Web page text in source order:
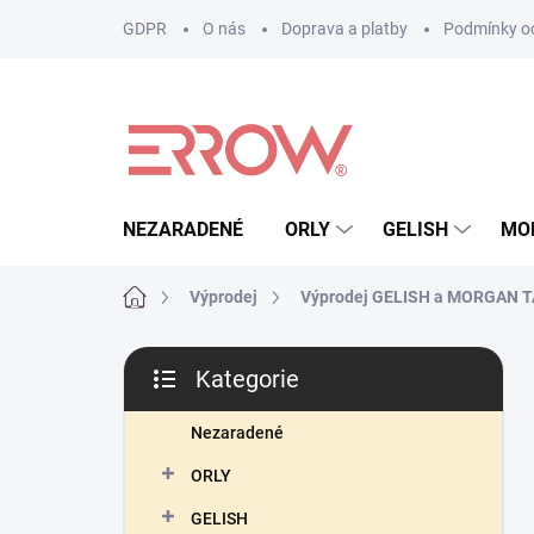
GDPR O nás Doprava a platby Podmínky
NEZARADENÉ ORLY GELISH
Domů Výprodej Výprodej GELISH a MORGAN
P
s
kategorie
Kategorie
Nezaradené
ORLY
GELISH